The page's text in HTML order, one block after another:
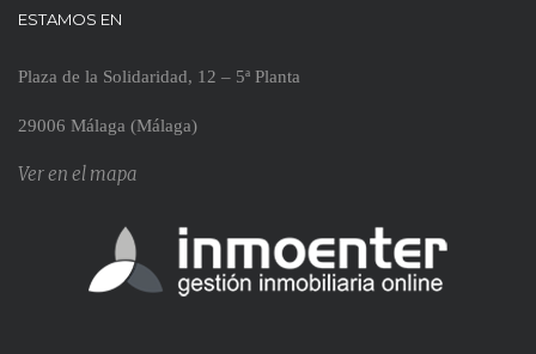
ESTAMOS EN
Plaza de la Solidaridad, 12 – 5ª Planta
29006 Málaga (Málaga)
Ver en el mapa